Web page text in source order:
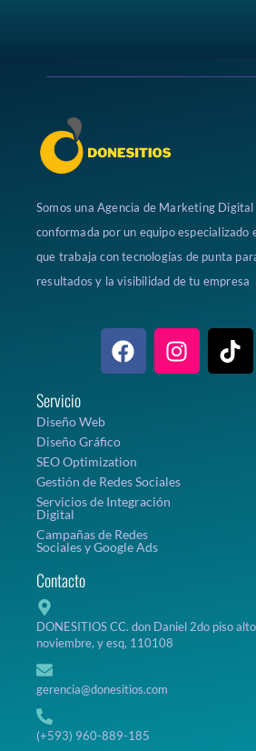
Somos una Agencia de Marketing Digital
conformada por un equipo
que trabaja con tecnologías de punta
resultados y la visibilidad de tu empresa
Servicio
Diseño Web
Diseño Gráfico
SEO Optimization
Gestión de Redes Sociales
Servicios de Integración
Digital
Campañas de Redes
Sociales y Google Ads
Contacto
DONESITIOS CC. don Daniel 2do piso
noviembre, y esq, 110108
gerencia@donesitios.com
(+593) 960-889-185